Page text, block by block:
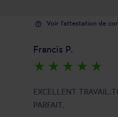
help_outline Voir l'attestation de
Francis P.
star_rate star_rate star_rate star_rate star_rate
EXCELLENT
PARFAIT.